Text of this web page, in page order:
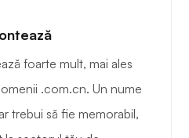
foarte mult, mai ales
.com.cn. Un nume
trebui să fie memorabil,